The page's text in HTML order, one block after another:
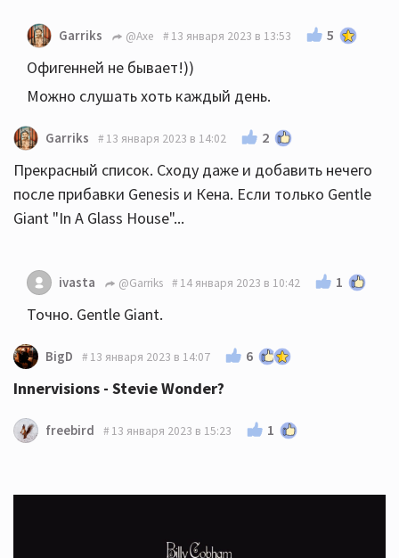
Garriks @Axe 13 января 2023 в 13:53 5
Офигенней не бывает!))
Можно слушать хоть каждый день.
Garriks 13 января 2023 в 14:02 2
Прекрасный список. Сходу даже и добавить нечего
после прибавки Genesis и Кена. Если только Gentle
Giant "In A Glass House"...
ivasta @Garriks 14 января 2023 в 10:42 1
Точно. Gentle Giant.
BigD 13 января 2023 в 14:07 6
Innervisions - Stevie Wonder?
freebird 13 января 2023 в 15:23 1